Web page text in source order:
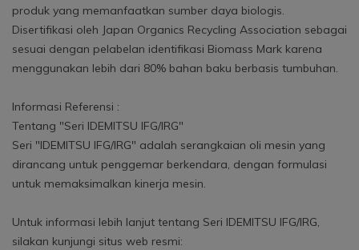
produk yang memanfaatkan sumber daya biologis.
Disertifikasi oleh Japan Organics Recycling Association sebagai
sesuai dengan pelabelan identifikasi Biomass Mark karena
menggunakan lebih dari 80% bahan baku berbasis tumbuhan.
Informasi Referensi :
Tentang "Seri IDEMITSU IFG/IRG"
Seri "IDEMITSU IFG/IRG" adalah serangkaian oli mesin yang
dirancang untuk penggemar berkendara, dengan formulasi
untuk memaksimalkan kinerja mesin.
Untuk informasi lebih lanjut tentang Seri IDEMITSU IFG/IRG,
silakan kunjungi situs web resmi: